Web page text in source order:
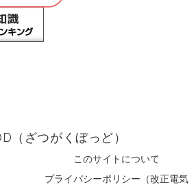
（ざつがくぼっど）
このサイトについて
プライバシーポリシー（改正電気